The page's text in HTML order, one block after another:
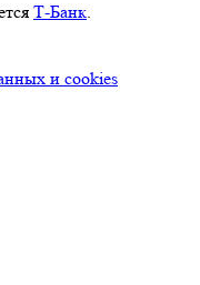
Т-Банк.
и cookies